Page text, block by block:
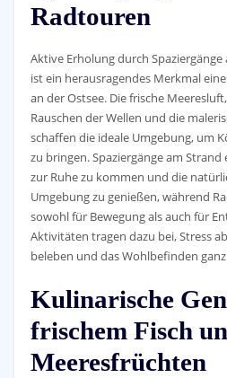
Radtouren
Aktive Erholung durch
ist ein herausragendes Merkmal
an der Ostsee. Die frische
Rauschen der Wellen und die
schaffen die ideale Umgebung, um
zu bringen. Spaziergänge am
zur Ruhe zu kommen und die
Umgebung zu genießen, während
sowohl für Bewegung als auch für
Aktivitäten tragen dazu bei, Stress
beleben und das Wohlbefinden
Kulinarische
frischem Fisch
Meeresfrüchten